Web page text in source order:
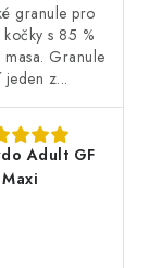
granule pro
kočky s 85 %
masa. Granule
jeden z...
Adult GF
Maxi